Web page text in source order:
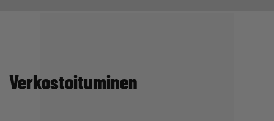
Verkostoituminen